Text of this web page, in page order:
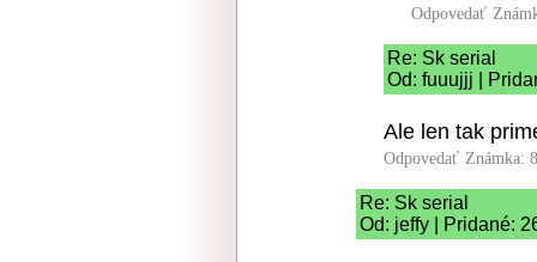
Odpovedať
Re: Sk serial
Od: fuuujjj |
Ale len tak
Odpovedať Známka:
Re: Sk serial
Od: jeffy | Pridané: